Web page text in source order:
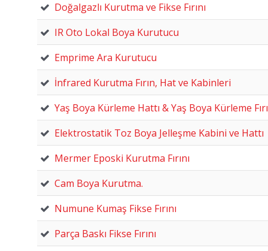
Doğalgazlı Kurutma ve Fikse Fırını
IR Oto Lokal Boya Kurutucu
Emprime Ara Kurutucu
İnfrared Kurutma Fırın, Hat ve Kabinleri
Yaş Boya Kürleme Hattı & Yaş Boya Kürleme
Elektrostatik Toz Boya Jelleşme Kabini ve Hattı
Mermer Eposki Kurutma Fırını
Cam Boya Kurutma.
Numune Kumaş Fikse Fırını
Parça Baskı Fikse Fırını